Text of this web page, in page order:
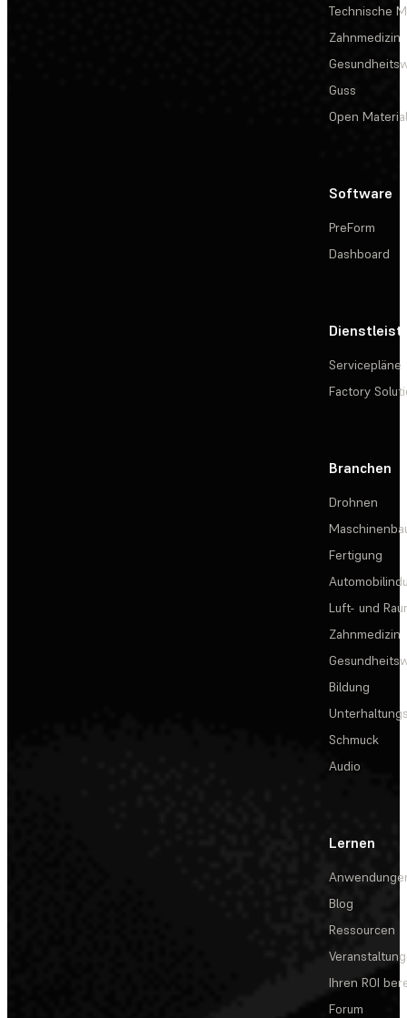
Technische
Zahnmedizin
Guss
Open
Software
PreForm
Dashboard
Servicepläne
Factory
Branchen
Drohnen
Fertigung
Luft- und
Zahnmedizin
Bildung
Schmuck
Audio
Lernen
Blog
Ressourcen
Ihren ROI
Forum